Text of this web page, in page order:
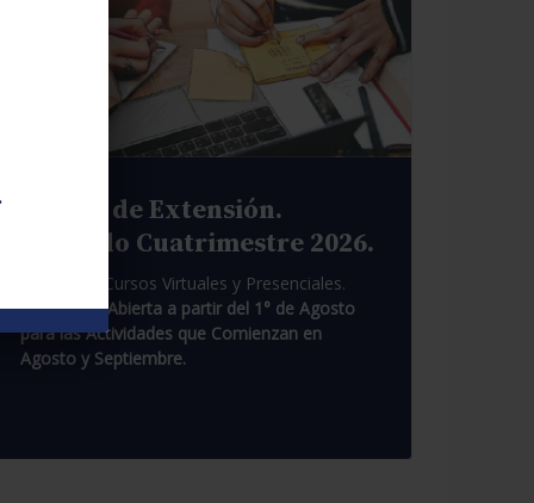
Cursos de Extensión.
Segundo Cuatrimestre 2026.
Pasantías. Cursos Virtuales y Presenciales.
Inscripción Abierta a partir del 1° de Agosto
para las Actividades que Comienzan en
Agosto y Septiembre.